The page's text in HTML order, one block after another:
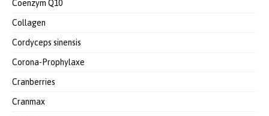
Coenzym Q10
Collagen
Cordyceps sinensis
Corona-Prophylaxe
Cranberries
Cranmax